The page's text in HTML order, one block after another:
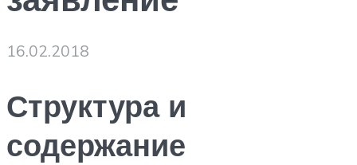
16.02.2018
Структура и
содержание